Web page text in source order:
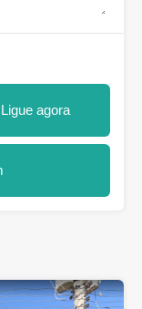
Ligue agora